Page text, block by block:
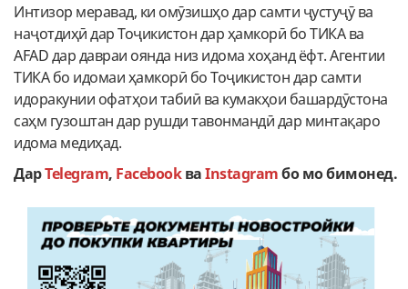
Интизор меравад, ки омӯзишҳо дар самти ҷустуҷӯ ва
наҷотдиҳӣ дар Тоҷикистон дар ҳамкорӣ бо ТИКА ва
AFAD дар давраи оянда низ идома хоҳанд ёфт. Агентии
ТИКА бо идомаи ҳамкорӣ бо Тоҷикистон дар самти
идоракунии офатҳои табиӣ ва кумакҳои башардӯстона
саҳм гузоштан дар рушди тавонмандӣ дар минтақаро
идома медиҳад.
ДарTelegram, FacebookваInstagramбо мо бимонед.